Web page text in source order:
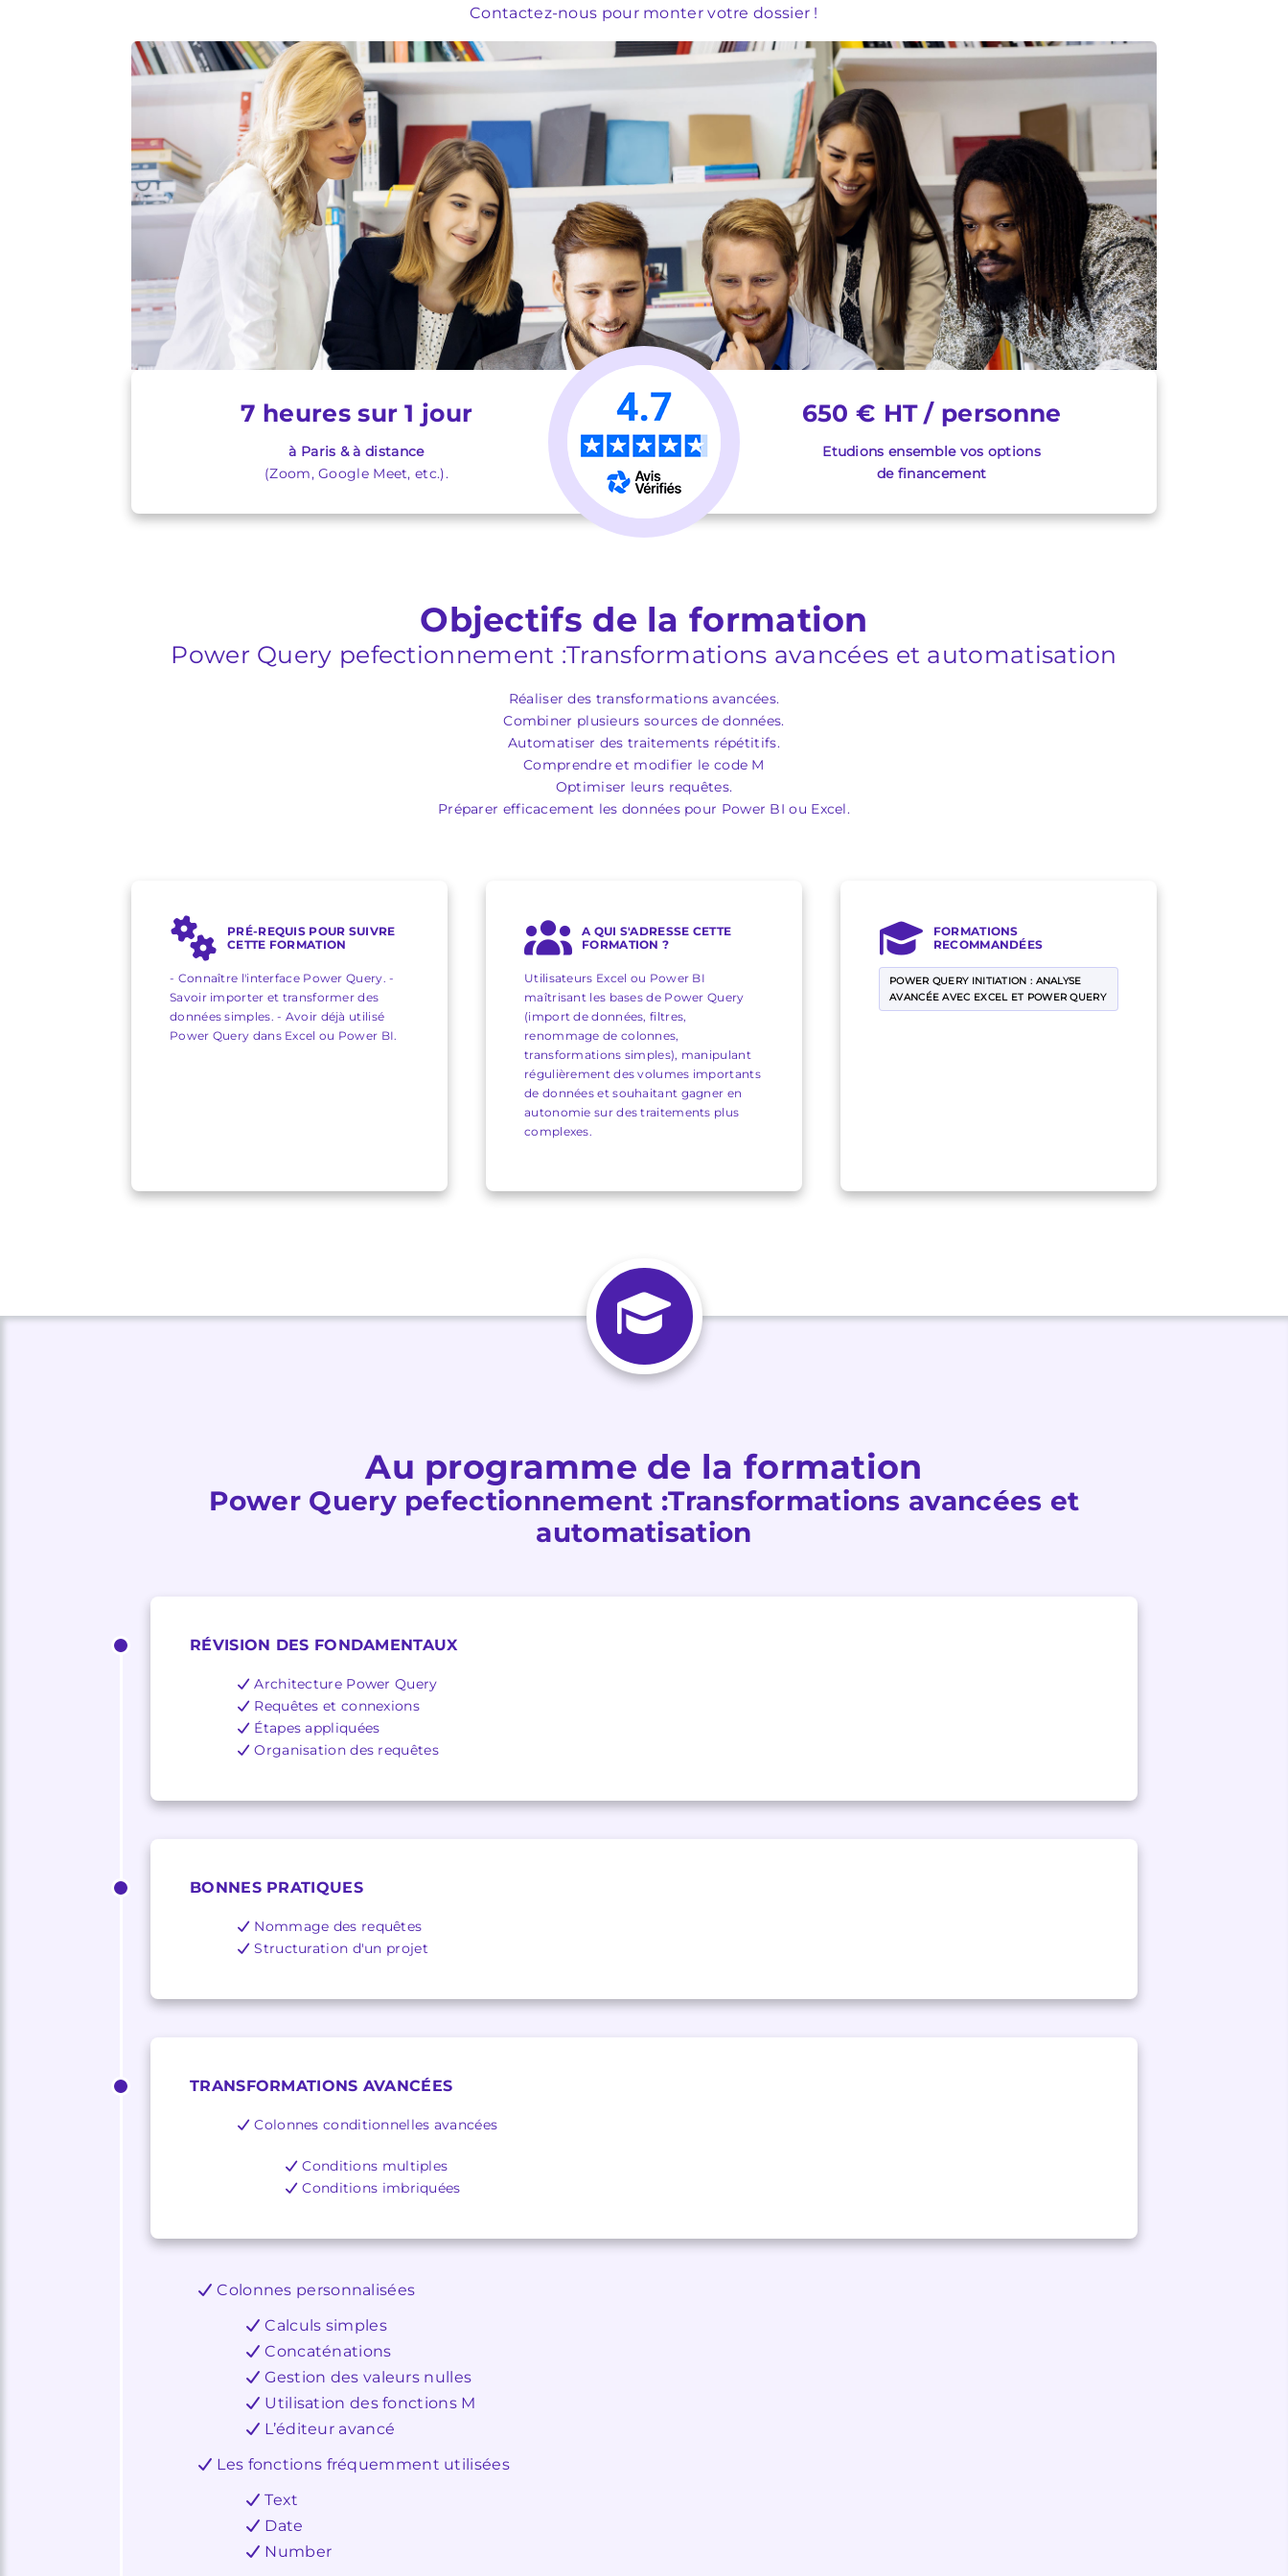
Contactez-nous pour monter votre dossier !
7 heures sur 1 jour
à Paris & à distance
(Zoom, Google Meet, etc.).
650 € HT / personne
Etudions ensemble vos options
de financement
Objectifs de la formation
Power Query pefectionnement :Transformations avancées et automatisation
Réaliser des transformations avancées.
Combiner plusieurs sources de données.
Automatiser des traitements répétitifs.
Comprendre et modifier le code M
Optimiser leurs requêtes.
Préparer efficacement les données pour Power BI ou Excel.
PRÉ-REQUIS POUR SUIVRE
CETTE FORMATION
- Connaître l'interface Power Query. -
Savoir importer et transformer des
données simples. - Avoir déjà utilisé
Power Query dans Excel ou Power BI.
A QUI S'ADRESSE CETTE
FORMATION ?
Utilisateurs Excel ou Power BI
maîtrisant les bases de Power Query
(import de données, filtres,
renommage de colonnes,
transformations simples), manipulant
régulièrement des volumes importants
de données et souhaitant gagner en
autonomie sur des traitements plus
complexes.
FORMATIONS
RECOMMANDÉES
POWER QUERY INITIATION : ANALYSE
AVANCÉE AVEC EXCEL ET POWER QUERY
Au programme de la formation
Power Query pefectionnement :Transformations avancées et
automatisation
RÉVISION DES FONDAMENTAUX
Architecture Power Query
Requêtes et connexions
Étapes appliquées
Organisation des requêtes
BONNES PRATIQUES
Nommage des requêtes
Structuration d'un projet
TRANSFORMATIONS AVANCÉES
Colonnes conditionnelles avancées
Conditions multiples
Conditions imbriquées
Colonnes personnalisées
Calculs simples
Concaténations
Gestion des valeurs nulles
Utilisation des fonctions M
L’éditeur avancé
Les fonctions fréquemment utilisées
Text
Date
Number